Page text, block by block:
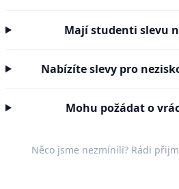
Mají studenti slevu
Nabízíte slevy pro
Mohu požádat o
Něco jsme nezmínili? Rádi